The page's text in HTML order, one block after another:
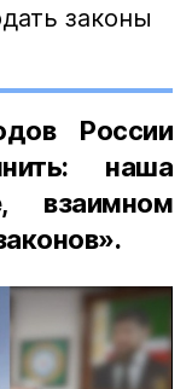
законы
России
наша